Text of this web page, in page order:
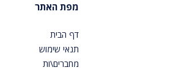
מפת האתר
דף הבית
תנאי שימוש
מחברים\ות